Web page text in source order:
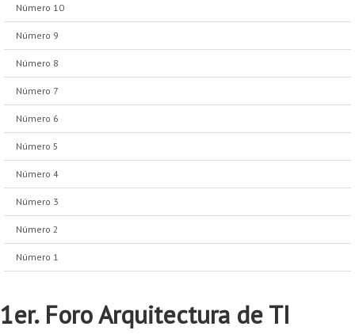
Número 10
Número 9
Número 8
Número 7
Número 6
Número 5
Número 4
Número 3
Número 2
Número 1
1er. Foro Arquitectura de TI